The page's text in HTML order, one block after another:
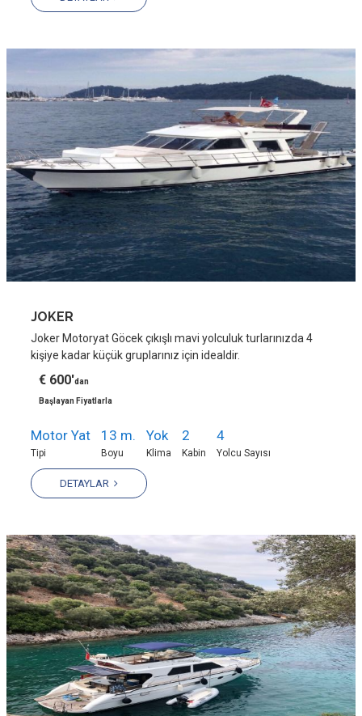
JOKER
Joker Motoryat Göcek çıkışlı mavi yolculuk turlarınızda 4
kişiye kadar küçük gruplarınız için idealdir.
€ 600'dan
Başlayan Fiyatlarla
Motor Yat
Tipi
13 m.
Boyu
Yok
Klima
2
Kabin
4
Yolcu Sayısı
DETAYLAR